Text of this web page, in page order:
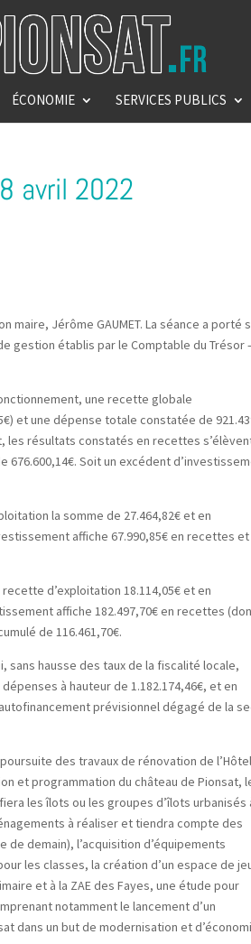
ÉCONOMIE SERVICES PUBLICS
avril 2022
maire, Jérôme GAUMET. La séance a porté
gestion établis par le Comptable du Trésor
une recette globale
et une dépense totale constatée de
les résultats constatés en recettes
676.600,14€. Soit un excédent
la somme de 27.464,82€ et en
affiche 67.990,85€ en recettes et
d’exploitation 18.114,05€ et en
affiche 182.497,70€ en recettes
de 116.461,70€.
sans hausse des taux de la fiscalité locale,
à hauteur de 1.182.174,46€, et en
prévisionnel dégagé de la
des travaux de rénovation de
et programmation du château de Pionsat,
les îlots ou les groupes d’îlots urbanisés
à réaliser et tiendra compte des
demain), l’acquisition d’équipements
les classes, la création d’un espace de
et à la ZAE des Fayes, une étude pour
notamment le lancement d’un
dans un but de modernisation et